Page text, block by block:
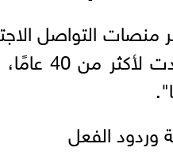
التواصل
براون
وردود الفعل